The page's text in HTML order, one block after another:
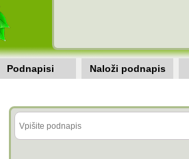
Podnapisi Naloži podnapis